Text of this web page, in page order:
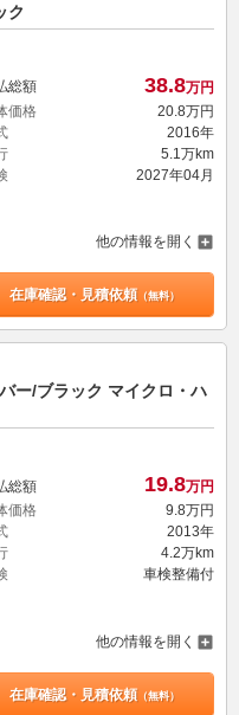
ク
総額 38.8万円
価格
20. 8万円
2016年
5.1万km
2027年04月
他の情報を開く
在庫確認・見積依頼（無料）
ー/ブラック マイクロ・ハ
総額 19.8万円
価格
9.8万円
2013年
4.2万km
車検整備付
他の情報を開く
在庫確認・見積依頼（無料）